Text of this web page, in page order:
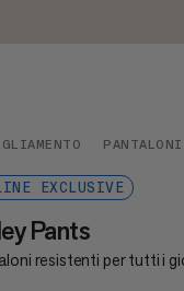
EXCLUSIVE
Pants
resistenti per tutti i